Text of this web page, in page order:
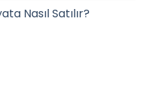
Nasıl Satılır?